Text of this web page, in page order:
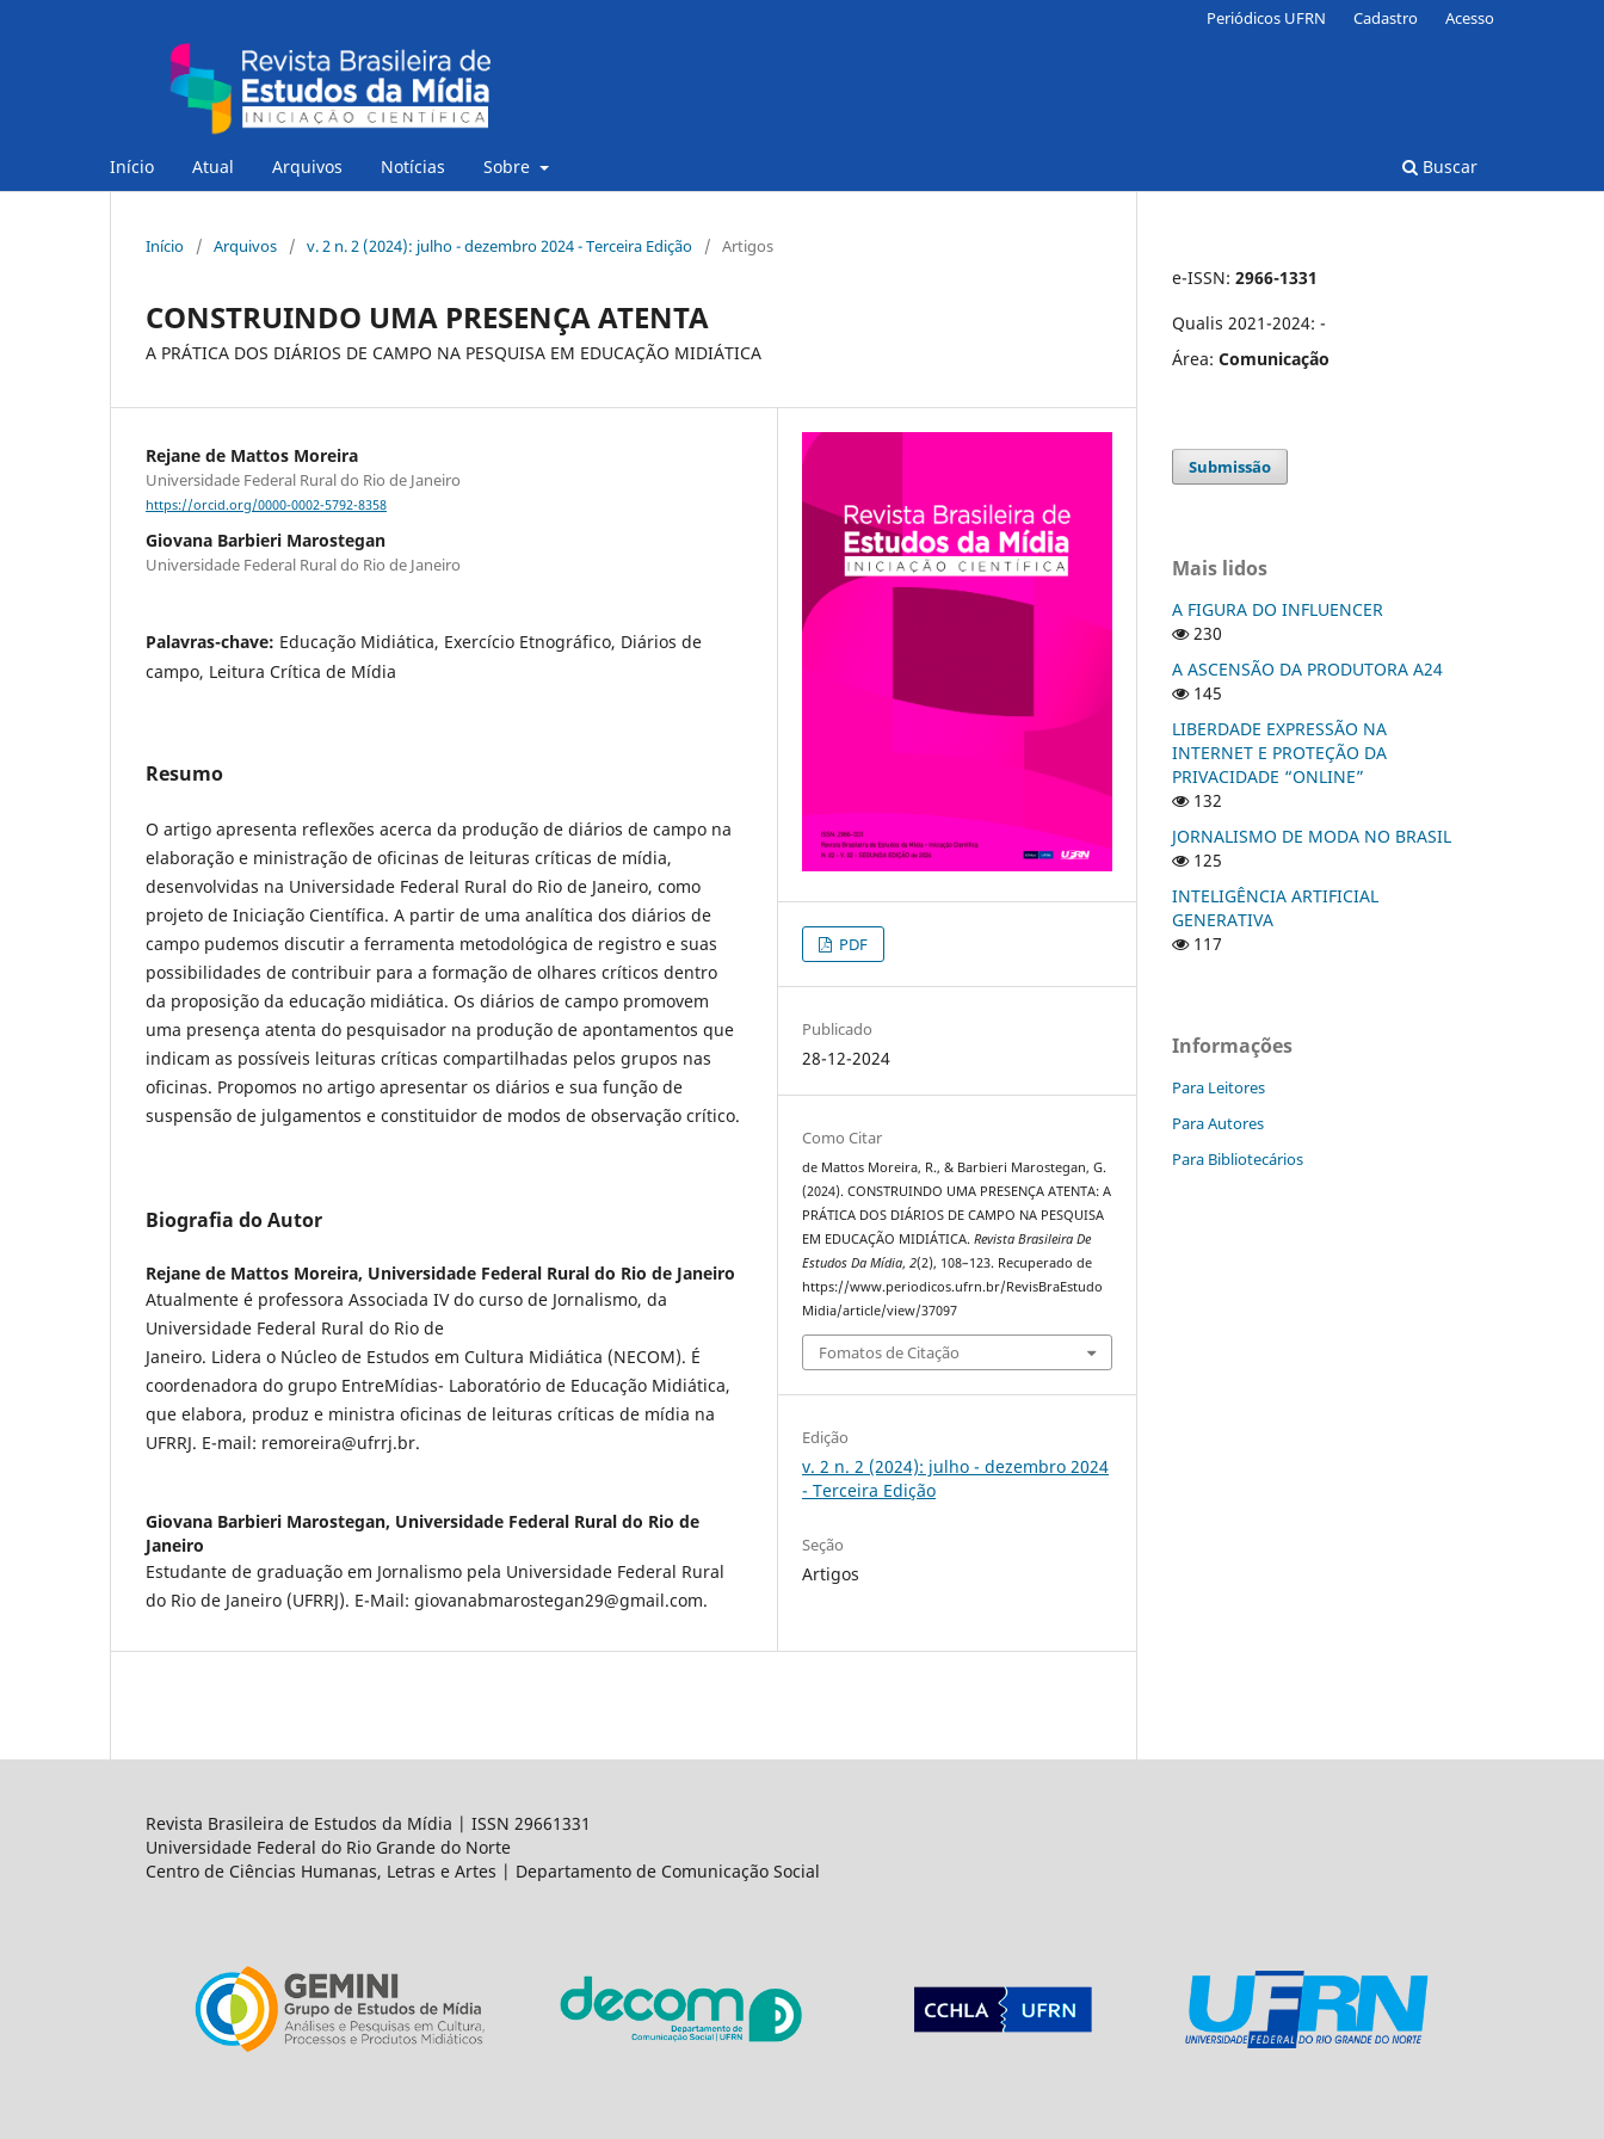
Início Atual Arquivos Notícias Sobre Buscar
Periódicos UFRN Cadastro Acesso
Início / Arquivos / v. 2 n. 2 (2024): julho - dezembro 2024 - Terceira Edição / Artigos
CONSTRUINDO UMA PRESENÇA ATENTA
A PRÁTICA DOS DIÁRIOS DE CAMPO NA PESQUISA EM EDUCAÇÃO MIDIÁTICA
Rejane de Mattos Moreira
Universidade Federal Rural do Rio de Janeiro
https://orcid.org/0000-0002-5792-8358
Giovana Barbieri Marostegan
Universidade Federal Rural do Rio de Janeiro
Palavras-chave: Educação Midiática, Exercício Etnográfico, Diários de
campo, Leitura Crítica de Mídia
Resumo
O artigo apresenta reflexões acerca da produção de diários de campo na
elaboração e ministração de oficinas de leituras críticas de mídia,
desenvolvidas na Universidade Federal Rural do Rio de Janeiro, como
projeto de Iniciação Científica. A partir de uma analítica dos diários de
campo pudemos discutir a ferramenta metodológica de registro e suas
possibilidades de contribuir para a formação de olhares críticos dentro
da proposição da educação midiática. Os diários de campo promovem
uma presença atenta do pesquisador na produção de apontamentos que
indicam as possíveis leituras críticas compartilhadas pelos grupos nas
oficinas. Propomos no artigo apresentar os diários e sua função de
suspensão de julgamentos e constituidor de modos de observação crítico.
Biografia do Autor
Rejane de Mattos Moreira, Universidade Federal Rural do Rio de Janeiro
Atualmente é professora Associada IV do curso de Jornalismo, da
Universidade Federal Rural do Rio de
Janeiro. Lidera o Núcleo de Estudos em Cultura Midiática (NECOM). É
coordenadora do grupo EntreMídias- Laboratório de Educação Midiática,
que elabora, produz e ministra oficinas de leituras críticas de mídia na
UFRRJ. E-mail: remoreira@ufrrj.br.
Giovana Barbieri Marostegan, Universidade Federal Rural do Rio de
Janeiro
Estudante de graduação em Jornalismo pela Universidade Federal Rural
do Rio de Janeiro (UFRRJ). E-Mail: giovanabmarostegan29@gmail.com.
PDF
Publicado
28-12-2024
Como Citar
de Mattos Moreira, R., & Barbieri Marostegan, G.
(2024). CONSTRUINDO UMA PRESENÇA ATENTA: A
PRÁTICA DOS DIÁRIOS DE CAMPO NA PESQUISA
EM EDUCAÇÃO MIDIÁTICA.Revista Brasileira De
Estudos Da Mídia,2(2), 108–123. Recuperado de
https://www.periodicos.ufrn.br/RevisBraEstudo
Midia/article/view/37097
Fomatos de Citação
Edição
v. 2 n. 2 (2024): julho - dezembro 2024
- Terceira Edição
Seção
Artigos
e-ISSN: 2966-1331
Qualis 2021-2024: -
Área: Comunicação
Submissão
Mais lidos
A FIGURA DO INFLUENCER
230
A ASCENSÃO DA PRODUTORA A24
145
LIBERDADE EXPRESSÃO NA
INTERNET E PROTEÇÃO DA
PRIVACIDADE “ONLINE”
132
JORNALISMO DE MODA NO BRASIL
125
INTELIGÊNCIA ARTIFICIAL
GENERATIVA
117
Informações
Para Leitores
Para Autores
Para Bibliotecários
Revista Brasileira de Estudos da Mídia | ISSN 29661331
Universidade Federal do Rio Grande do Norte
Centro de Ciências Humanas, Letras e Artes | Departamento de Comunicação Social